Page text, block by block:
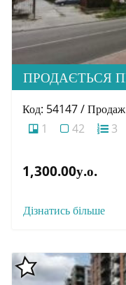
Код: 54147 / Продаж
1
42 3
1,300.00у.о.
Дізнатись більше